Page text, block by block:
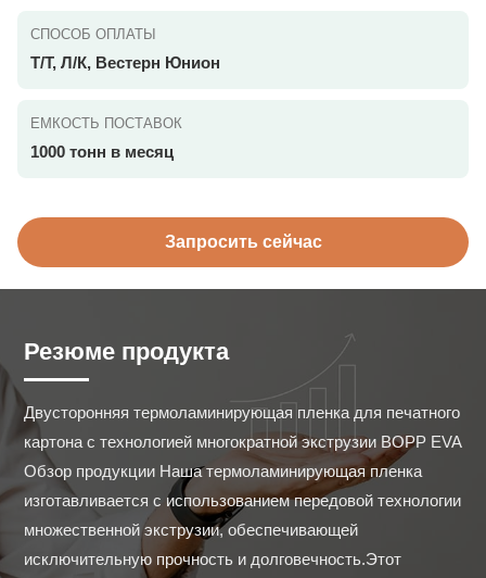
СПОСОБ ОПЛАТЫ
Т/Т, Л/К, Вестерн Юнион
ЕМКОСТЬ ПОСТАВОК
1000 тонн в месяц
Запросить сейчас
Резюме продукта
Двусторонняя термоламинирующая пленка для печатного
картона с технологией многократной экструзии BOPP EVA
Обзор продукции Наша термоламинирующая пленка
изготавливается с использованием передовой технологии
множественной экструзии, обеспечивающей
исключительную прочность и долговечность.Этот